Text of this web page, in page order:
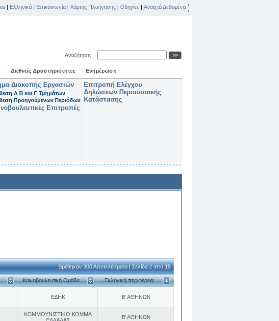
| Ελληνικά | Επικοινωνία | Χάρτης Πλοήγησης | Οδηγίες | Ανοιχτά Δεδομένα
Αναζήτηση
Διεθνείς Δραστηριότητες Ενημέρωση
Διακοπής Εργασιών
Α Β και Γ Τμημάτων
Προηγούμενων Περιόδων
Επιτροπές
Επιτροπή Ελέγχου
Δηλώσεων Περιουσιακής
Κατάστασης
Βρέθηκαν 300 Αποτελέσματα | Σελίδα 2 από 15
Κοινοβουλευτική Ομάδα Εκλογική περιφέρεια
ΕΔΗΚ Β' ΑΘΗΝΩΝ
ΚΟΜΜΟΥΝΙΣΤΙΚΟ ΚΟΜΜΑ
Β' ΑΘΗΝΩΝ